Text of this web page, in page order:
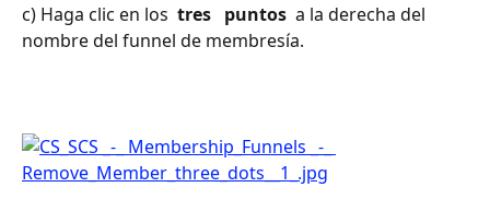
c) Haga clic en los tres puntos a la derecha del
nombre del funnel de membresía.